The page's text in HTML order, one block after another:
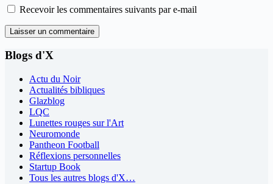
Recevoir les commentaires suivants par e-mail
Laisser un commentaire
Blogs d'X
Actu du Noir
Actualités bibliques
Glazblog
LQC
Lunettes rouges sur l'Art
Neuromonde
Pantheon Football
Réflexions personnelles
Startup Book
Tous les autres blogs d'X…